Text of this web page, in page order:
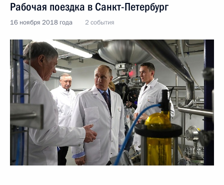
Рабочая поездка в Санкт-Петербург
16 ноября 2018 года 2 события